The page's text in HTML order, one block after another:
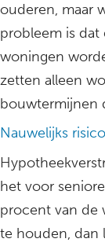
ouderen, maar
probleem is dat
woningen
zetten alleen
bouwtermijnen
Nauwelijks risico
het voor
procent van de
te houden, dan